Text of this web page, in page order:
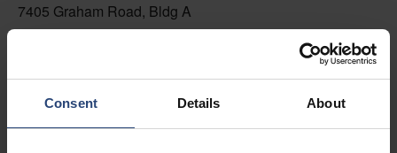
Consent Details About
7405 Graham Road, Bldg A
Arată pe hartă